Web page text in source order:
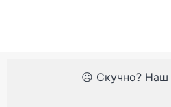
☹️ Скучно? Наш